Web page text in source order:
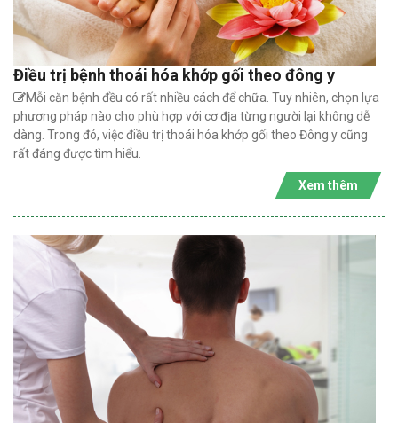
Điều trị bệnh thoái hóa khớp gối theo đông y
Mỗi căn bệnh đều có rất nhiều cách để chữa. Tuy nhiên, chọn lựa
phương pháp nào cho phù hợp với cơ địa từng người lại không dễ
dàng. Trong đó, việc điều trị thoái hóa khớp gối theo Đông y cũng
rất đáng được tìm hiểu.
Xem thêm